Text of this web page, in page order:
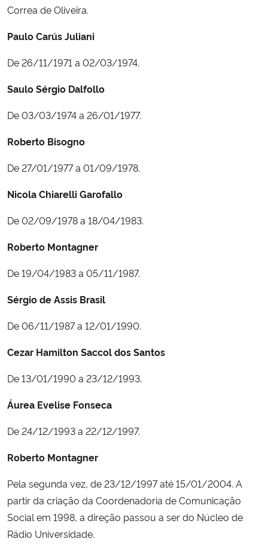
Ministério do Desenvolvimento Regional
Controladoria-Geral da União
Secretaria de Governo
Gabinete de Segurança Institucional
Advocacia-Geral da União
Correa de Oliveira.
Paulo Carús Juliani
De 26/11/1971 a 02/03/1974.
Saulo Sérgio Dalfollo
De 03/03/1974 a 26/01/1977.
Roberto Bisogno
De 27/01/1977 a 01/09/1978.
Nicola Chiarelli Garofallo
De 02/09/1978 a 18/04/1983.
Roberto Montagner
De 19/04/1983 a 05/11/1987.
Sérgio de Assis Brasil
De 06/11/1987 a 12/01/1990.
Cezar Hamilton Saccol dos Santos
De 13/01/1990 a 23/12/1993.
Áurea Evelise Fonseca
De 24/12/1993 a 22/12/1997.
Roberto Montagner
Pela segunda vez, de 23/12/1997 até 15/01/2004. A
partir da criação da Coordenadoria de Comunicação
Social em 1998, a direção passou a ser do Núcleo de
Rádio Universidade.